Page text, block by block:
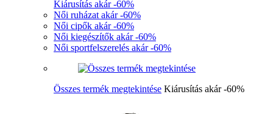
Kiárusítás akár -60%
Női ruházat akár -60%
Női cipők akár -60%
Női kiegészítők akár -60%
Női sportfelszerelés akár -60%
Összes termék megtekintése Kiárusítás akár -60%